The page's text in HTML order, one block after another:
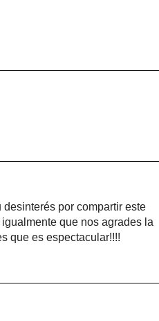
por compartir este
que nos agrades la
que es espectacular!!!!